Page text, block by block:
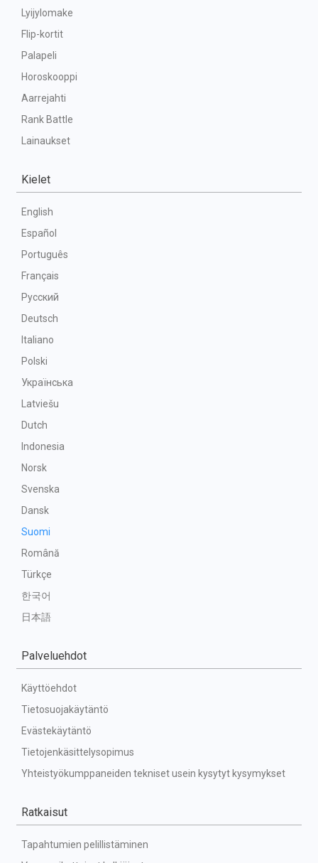
Lyijylomake
Flip-kortit
Palapeli
Horoskooppi
Aarrejahti
Rank Battle
Lainaukset
Kielet
English
Español
Português
Français
Русский
Deutsch
Italiano
Polski
Українська
Latviešu
Dutch
Indonesia
Norsk
Svenska
Dansk
Suomi
Română
Türkçe
한국어
日本語
Palveluehdot
Käyttöehdot
Tietosuojakäytäntö
Evästekäytäntö
Tietojenkäsittelysopimus
Yhteistyökumppaneiden tekniset usein kysytyt kysymykset
Ratkaisut
Tapahtumien pelillistäminen